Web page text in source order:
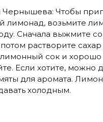
Чернышева: Чтобы
лимонад, возьмите
Сначала выжмите
растворите
лимонный сок и хорошо
Если хотите, можно
для аромата.
холодным.